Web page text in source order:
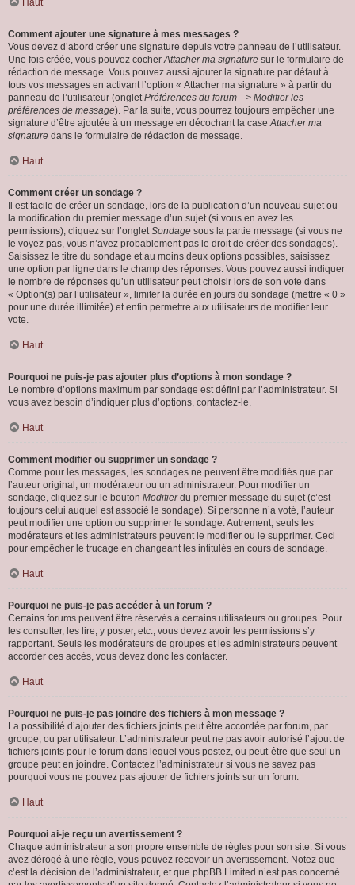
Haut
Comment ajouter une signature à mes messages ?
Vous devez d’abord créer une signature depuis votre panneau de l’utilisateur.
Une fois créée, vous pouvez cocherAttacher ma signature sur le formulaire de
rédaction de message. Vous pouvez aussi ajouter la signature par défaut à
tous vos messages en activant l’option « Attacher ma signature » à partir du
panneau de l’utilisateur (ongletPréférences du forum --> Modifier les
préférences de message). Par la suite, vous pourrez toujours empêcher une
signature d’être ajoutée à un message en décochant la caseAttacher ma
signature dans le formulaire de rédaction de message.
Haut
Comment créer un sondage ?
Il est facile de créer un sondage, lors de la publication d’un nouveau sujet ou
la modification du premier message d’un sujet (si vous en avez les
permissions), cliquez sur l’ongletSondage sous la partie message (si vous ne
le voyez pas, vous n’avez probablement pas le droit de créer des sondages).
Saisissez le titre du sondage et au moins deux options possibles, saisissez
une option par ligne dans le champ des réponses. Vous pouvez aussi indiquer
le nombre de réponses qu’un utilisateur peut choisir lors de son vote dans
« Option(s) par l’utilisateur », limiter la durée en jours du sondage (mettre « 0 »
pour une durée illimitée) et enfin permettre aux utilisateurs de modifier leur
vote.
Haut
Pourquoi ne puis-je pas ajouter plus d’options à mon sondage ?
Le nombre d’options maximum par sondage est défini par l’administrateur. Si
vous avez besoin d’indiquer plus d’options, contactez-le.
Haut
Comment modifier ou supprimer un sondage ?
Comme pour les messages, les sondages ne peuvent être modifiés que par
l’auteur original, un modérateur ou un administrateur. Pour modifier un
sondage, cliquez sur le bouton Modifierdu premier message du sujet (c’est
toujours celui auquel est associé le sondage). Si personne n’a voté, l’auteur
peut modifier une option ou supprimer le sondage. Autrement, seuls les
modérateurs et les administrateurs peuvent le modifier ou le supprimer. Ceci
pour empêcher le trucage en changeant les intitulés en cours de sondage.
Haut
Pourquoi ne puis-je pas accéder à un forum ?
Certains forums peuvent être réservés à certains utilisateurs ou groupes. Pour
les consulter, les lire, y poster, etc., vous devez avoir les permissions s’y
rapportant. Seuls les modérateurs de groupes et les administrateurs peuvent
accorder ces accès, vous devez donc les contacter.
Haut
Pourquoi ne puis-je pas joindre des fichiers à mon message ?
La possibilité d’ajouter des fichiers joints peut être accordée par forum, par
groupe, ou par utilisateur. L’administrateur peut ne pas avoir autorisé l’ajout de
fichiers joints pour le forum dans lequel vous postez, ou peut-être que seul un
groupe peut en joindre. Contactez l’administrateur si vous ne savez pas
pourquoi vous ne pouvez pas ajouter de fichiers joints sur un forum.
Haut
Pourquoi ai-je reçu un avertissement ?
Chaque administrateur a son propre ensemble de règles pour son site. Si vous
avez dérogé à une règle, vous pouvez recevoir un avertissement. Notez que
c’est la décision de l’administrateur, et que phpBB Limited n’est pas concerné